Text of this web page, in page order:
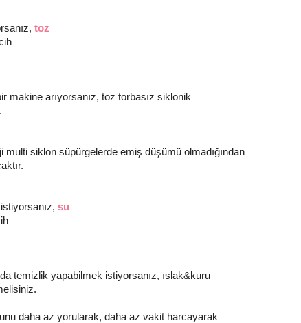
toz
makine arıyorsanız, toz torbasız siklonik
multi siklon süpürgelerde emiş düşümü olmadığından
su
temizlik yapabilmek istiyorsanız, ıslak&kuru
daha az yorularak, daha az vakit harcayarak